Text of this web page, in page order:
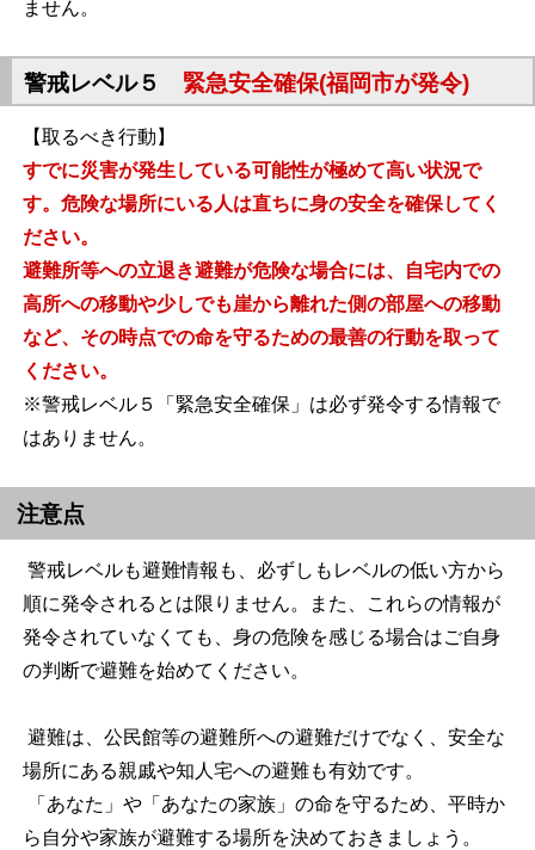
ません。
警戒レベル５ 緊急安全確保(福岡市が発令)
【取るべき行動】
すでに災害が発生している可能性が極めて高い状況で
す。危険な場所にいる人は直ちに身の安全を確保してく
ださい。
避難所等への立退き避難が危険な場合には、自宅内での
高所への移動や少しでも崖から離れた側の部屋への移動
など、その時点での命を守るための最善の行動を取って
ください。
※警戒レベル５「緊急安全確保」は必ず発令する情報で
はありません。
注意点
警戒レベルも避難情報も、必ずしもレベルの低い方から
順に発令されるとは限りません。また、これらの情報が
発令されていなくても、身の危険を感じる場合はご自身
の判断で避難を始めてください。
避難は、公民館等の避難所への避難だけでなく、安全な
場所にある親戚や知人宅への避難も有効です。
「あなた」や「あなたの家族」の命を守るため、平時か
ら自分や家族が避難する場所を決めておきましょう。